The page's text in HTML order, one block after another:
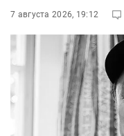
7 августа 2026, 19:12